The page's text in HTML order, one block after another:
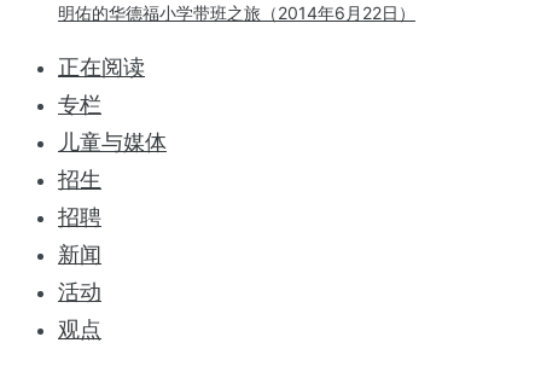
明佑的华德福小学带班之旅（2014年6月22日）
正在阅读
专栏
儿童与媒体
招生
招聘
新闻
活动
观点